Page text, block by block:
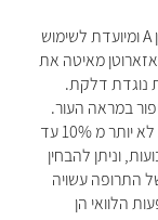
טאזארוטן היא תרופה הדומה מבחינה כימית לויטמין A ומיועדת לשימוש
מאיטה את
נוגדת דלקת.
במראה העור.
טאזארוטן מיועדת למריחה על פני ספחת שתופסת לא יותר מ 10% עד
הגוף. הטיפול נמשך בדרך-כלל 12 שבועות, וניתן להבחין
התרופה עשויה
הלוואי הן